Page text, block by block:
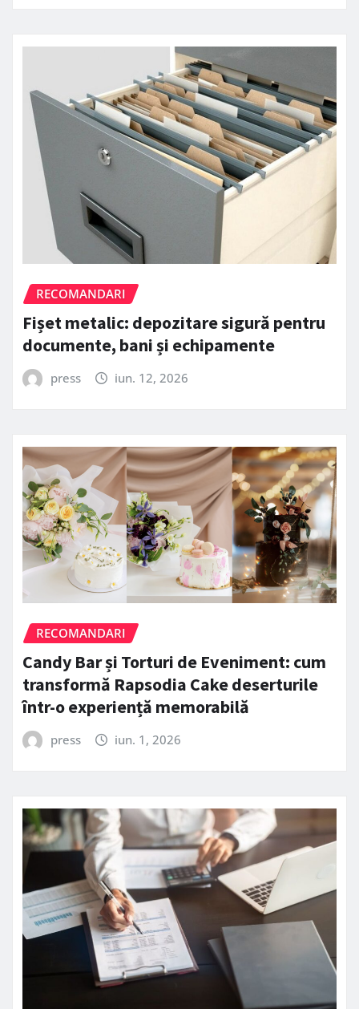
RECOMANDARI
Fișet metalic: depozitare sigură pentru
documente, bani și echipamente
press iun. 12, 2026
RECOMANDARI
Candy Bar și Torturi de Eveniment: cum
transformă Rapsodia Cake deserturile
într-o experiență memorabilă
press iun. 1, 2026